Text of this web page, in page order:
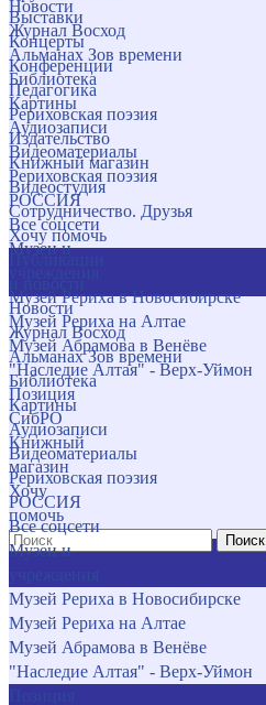
Новости
Журнал Восход
Альманах Зов времени
Библиотека
Картины
Аудиозаписи
Видеоматериалы
Рериховская поэзия
РОССИЯ
Все соцсети
Музеи и
Музей Рериха в Новосибирске
Музей Рериха на Алтае
Музей Абрамова в Венёве
"Наследие Алтая" - Верх-Уймон
Позиция
СибРО
Книжный
магазин
Хочу
помочь
Поиск
Выставки
Концерты
Конференции
Педагогика
Рериховская поэзия
Издательство
Книжный магазин
Видеостудия
Сотрудничество. Друзья
Хочу помочь
Новости
Журнал Восход
Альманах Зов времени
Библиотека
Картины
Аудиозаписи
Видеоматериалы
Рериховская поэзия
РОССИЯ
Все соцсети
Музеи и
Музей Рериха в Новосибирске
Музей Рериха на Алтае
Музей Абрамова в Венёве
"Наследие Алтая" - Верх-Уймон